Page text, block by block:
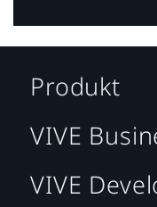
Produkt
VIVE
VIVE